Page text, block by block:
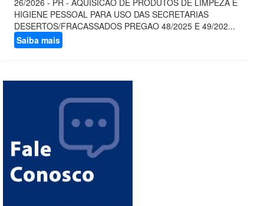
26/2026 - PR - AQUISICAO DE PRODUTOS DE LIMPEZA E
HIGIENE PESSOAL PARA USO DAS SECRETARIAS
DESERTOS/FRACASSADOS PREGAO 48/2025 E 49/202...
Saiba mais